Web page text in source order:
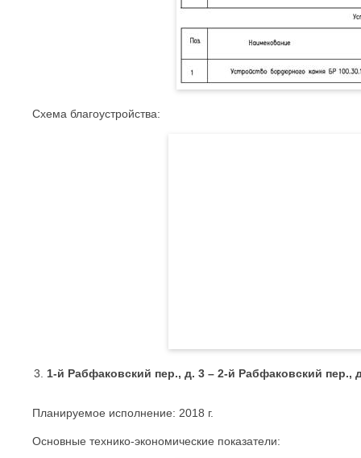
Схема благоустройства:
1-й Рабфаковский пер., д. 3 – 2-й Рабфаковский пер.,
Планируемое исполнение: 2018 г.
Основные технико-экономические показатели: